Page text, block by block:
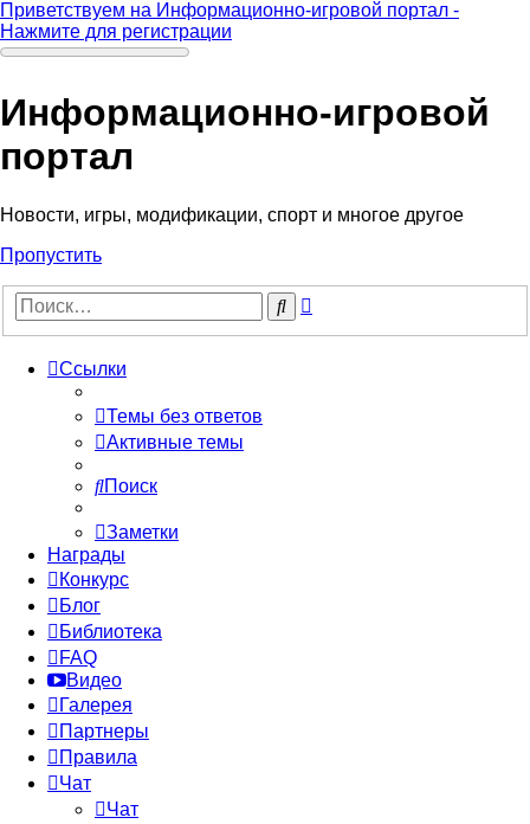
Приветствуем на Информационно-игровой портал -
Нажмите для регистрации
Информационно-игровой
портал
Новости, игры, модификации, спорт и многое другое
Пропустить
Поиск
Ссылки
Темы без ответов
Активные темы
Поиск
Заметки
Награды
Конкурс
Блог
Библиотека
FAQ
Видео
Галерея
Партнеры
Правила
Чат
Чат